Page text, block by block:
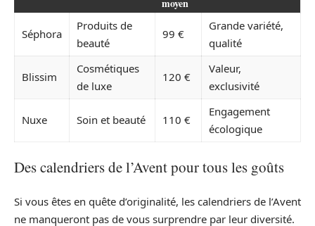
moyen
Séphora
Produits de
beauté
99 €
Grande variété,
qualité
Blissim
Cosmétiques
de luxe
120 €
Valeur,
exclusivité
Nuxe Soin et beauté 110 €
Engagement
écologique
Des calendriers de l’Avent pour tous les goûts
Si vous êtes en quête d’originalité, les calendriers de l’Avent
ne manqueront pas de vous surprendre par leur diversité.